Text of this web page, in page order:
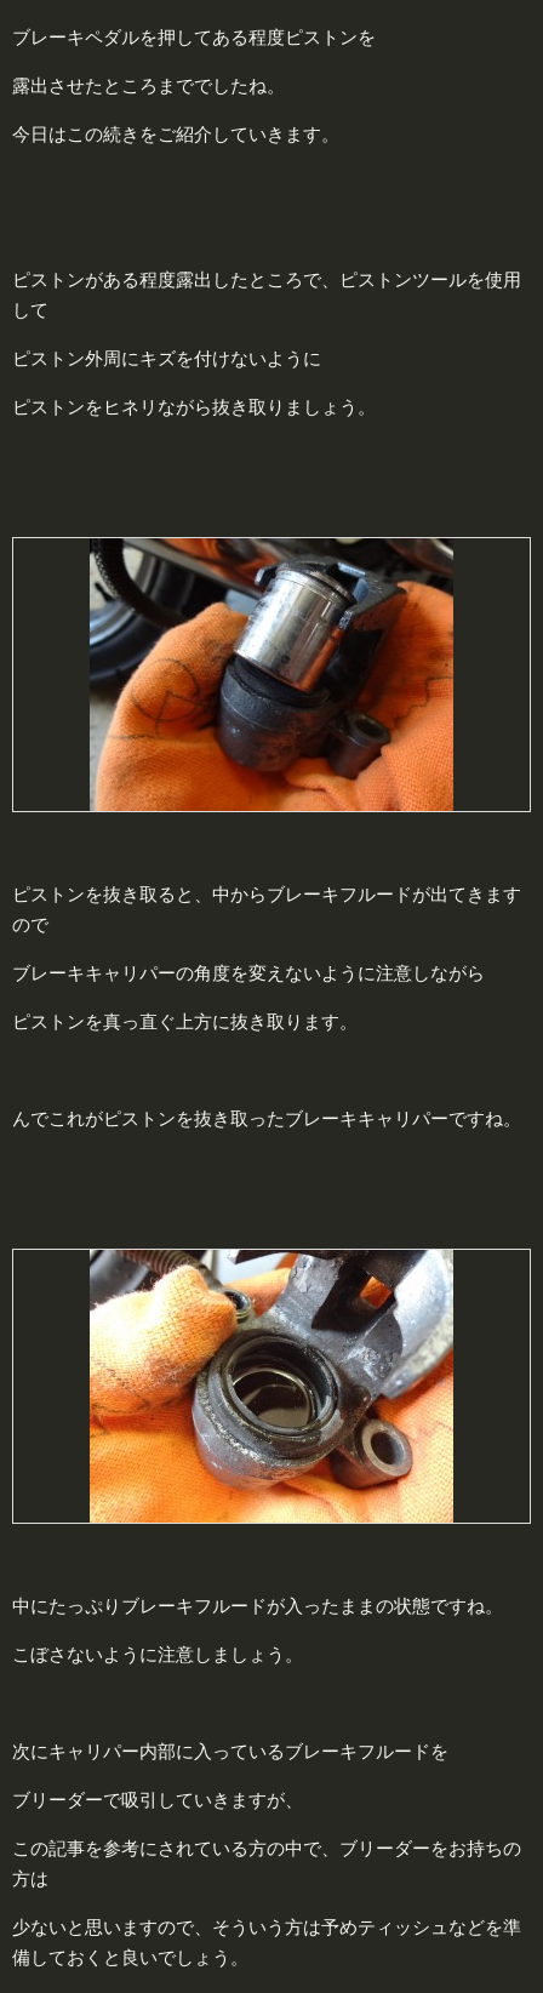
ブレーキペダルを押してある程度ピストンを
露出させたところまででしたね。
今日はこの続きをご紹介していきます。
ピストンがある程度露出したところで、ピストンツールを使用
して
ピストン外周にキズを付けないように
ピストンをヒネリながら抜き取りましょう。
ピストンを抜き取ると、中からブレーキフルードが出てきます
ので
ブレーキキャリパーの角度を変えないように注意しながら
ピストンを真っ直ぐ上方に抜き取ります。
んでこれがピストンを抜き取ったブレーキキャリパーですね。
中にたっぷりブレーキフルードが入ったままの状態ですね。
こぼさないように注意しましょう。
次にキャリパー内部に入っているブレーキフルードを
ブリーダーで吸引していきますが、
この記事を参考にされている方の中で、ブリーダーをお持ちの
方は
少ないと思いますので、そういう方は予めティッシュなどを準
備しておくと良いでしょう。